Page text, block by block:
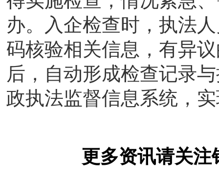
办。入企检查时，执法
码核验相关信息，有异
后，自动形成检查记录
政执法监督信息系统，
更多资讯请关注